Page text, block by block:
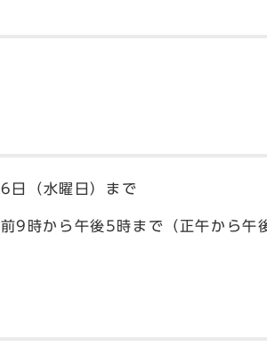
日（水曜日）まで
9時から午後5時まで（正午から午